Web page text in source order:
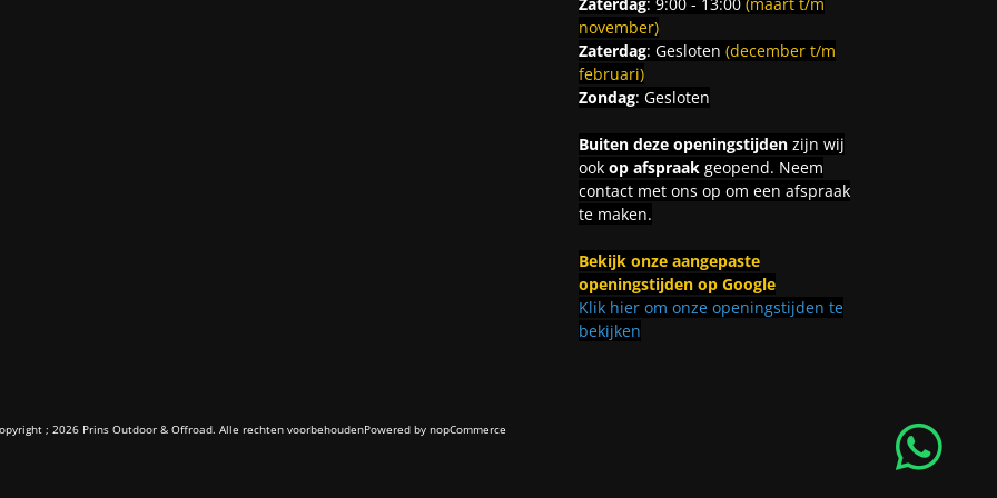
november)
Zaterdag: Gesloten (december t/m
februari)
Zondag: Gesloten
Buiten deze openingstijdenzijn wij
ook op afspraakgeopend. Neem
contact met ons op om een afspraak
te maken.
Bekijk onze aangepaste
openingstijden op Google
Klik hier om onze openingstijden te
bekijken
; 2026 Prins Outdoor & Offroad. Alle rechten voorbehoudenPowered by nopCommerce